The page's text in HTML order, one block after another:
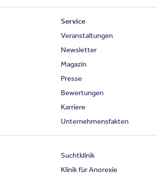
Service
Veranstaltungen
Newsletter
Magazin
Presse
Bewertungen
Karriere
Unternehmensfakten
Suchtklinik
Klinik für Anorexie